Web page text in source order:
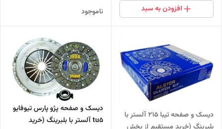
افزودن به سبد ناموجود
دیسک و صفحه تیبا 215 آلستر با
دیسک و صفحه پژو پارس تیوفایو
tu5 آلستر با بلبرینگ (خرید